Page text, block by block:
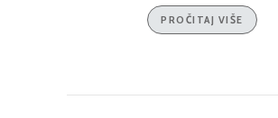
PROČITAJ VIŠE